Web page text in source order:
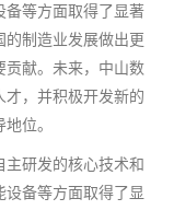
备等方面取得了显著
的制造业发展做出更
贡献。未来，中山数
，并积极开发新的
位。
主研发的核心技术和
备等方面取得了显